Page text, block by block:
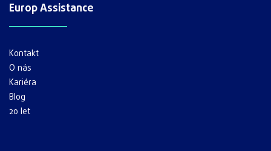
Europ Assistance
Kontakt
O nás
Kariéra
Blog
20 let